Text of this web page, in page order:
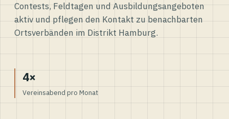
Contests, Feldtagen und Ausbildungsangeboten
aktiv und pflegen den Kontakt zu benachbarten
Ortsverbänden im Distrikt Hamburg.
4×
Vereinsabend pro Monat